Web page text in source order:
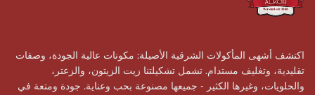
اكتشف أشهى المأكولات الشرقية الأصيلة: مكونات عالية الجودة، وصفات
تقليدية، وتغليف مستدام. تشمل تشكيلتنا زيت الزيتون، والزعتر،
والحلويات، وغيرها الكثير - جميعها مصنوعة بحب وعناية. جودة ومتعة في